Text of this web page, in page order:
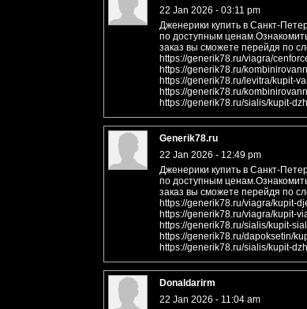
22 Jan 2026 - 03:11 pm
Дженерики купить в Санкт-
по доступным
заказ вы сможете перейдя по
https://generik78.ru/viagra/
https://generik78.ru/
https://generik78.ru/levitra/kupit-
https://generik78.ru/
https://generik78.ru/sialis/kupit-
Generik78.ru
22 Jan 2026 - 12:49 pm
Дженерики купить в Санкт-
по доступным
заказ вы сможете перейдя по
https://generik78.ru/viagra/kupit-
https://generik78.ru/viagra/kupit-
https://generik78.ru/sialis/kupit-
https://generik78.ru/dapoksetin/
https://generik78.ru/sialis/kupit-
Donaldarirm
22 Jan 2026 - 11:04 am